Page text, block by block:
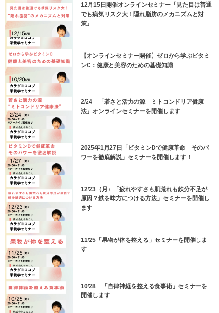
12月15日開催オンラインセミナー「見た目は普通
でも病気リスク大！隠れ脂肪のメカニズムと対
策」
【オンラインセミナー開催】ゼロから学ぶビタミ
ンC：健康と美容のための基礎知識
2/24 「若さと活力の源 ミトコンドリア健康
法」オンラインセミナーを開催します
2025年1月27日「ビタミンDで健康革命 そのパ
ワーを徹底解説」セミナーを開催します！
12/23（月）「疲れやすさも肌荒れも鉄分不足が
原因？鉄を味方につける方法」セミナーを開催し
ます
11/25「果物が体を整える」セミナーを開催しま
す
10/28 「自律神経を整える食事術」セミナーを
開催します